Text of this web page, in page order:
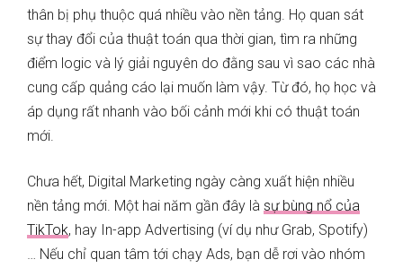
thân bị phụ thuộc quá nhiều vào nền tảng. Họ quan sát
sự thay đổi của thuật toán qua thời gian, tìm ra những
điểm logic và lý giải nguyên do đằng sau vì sao các nhà
cung cấp quảng cáo lại muốn làm vậy. Từ đó, họ học và
áp dụng rất nhanh vào bối cảnh mới khi có thuật toán
mới.
Chưa hết, Digital Marketing ngày càng xuất hiện nhiều
nền tảng mới. Một hai năm gần đây là sự bùng nổ của
TikTok, hay In-app Advertising (ví dụ như Grab, Spotify)
… Nếu chỉ quan tâm tới chạy Ads, bạn dễ rơi vào nhóm